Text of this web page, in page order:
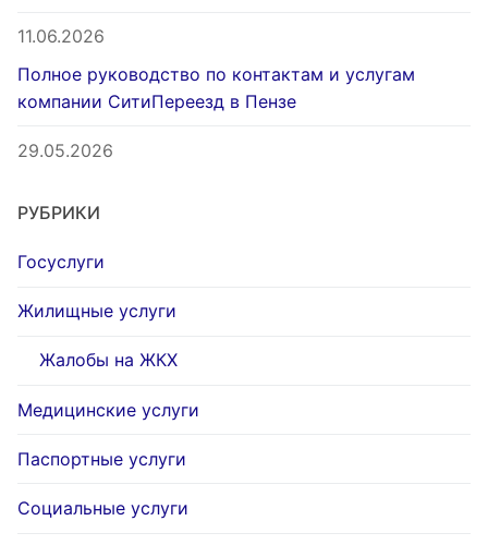
11.06.2026
Полное руководство по контактам и услугам
компании СитиПереезд в Пензе
29.05.2026
РУБРИКИ
Госуслуги
Жилищные услуги
Жалобы на ЖКХ
Медицинские услуги
Паспортные услуги
Социальные услуги